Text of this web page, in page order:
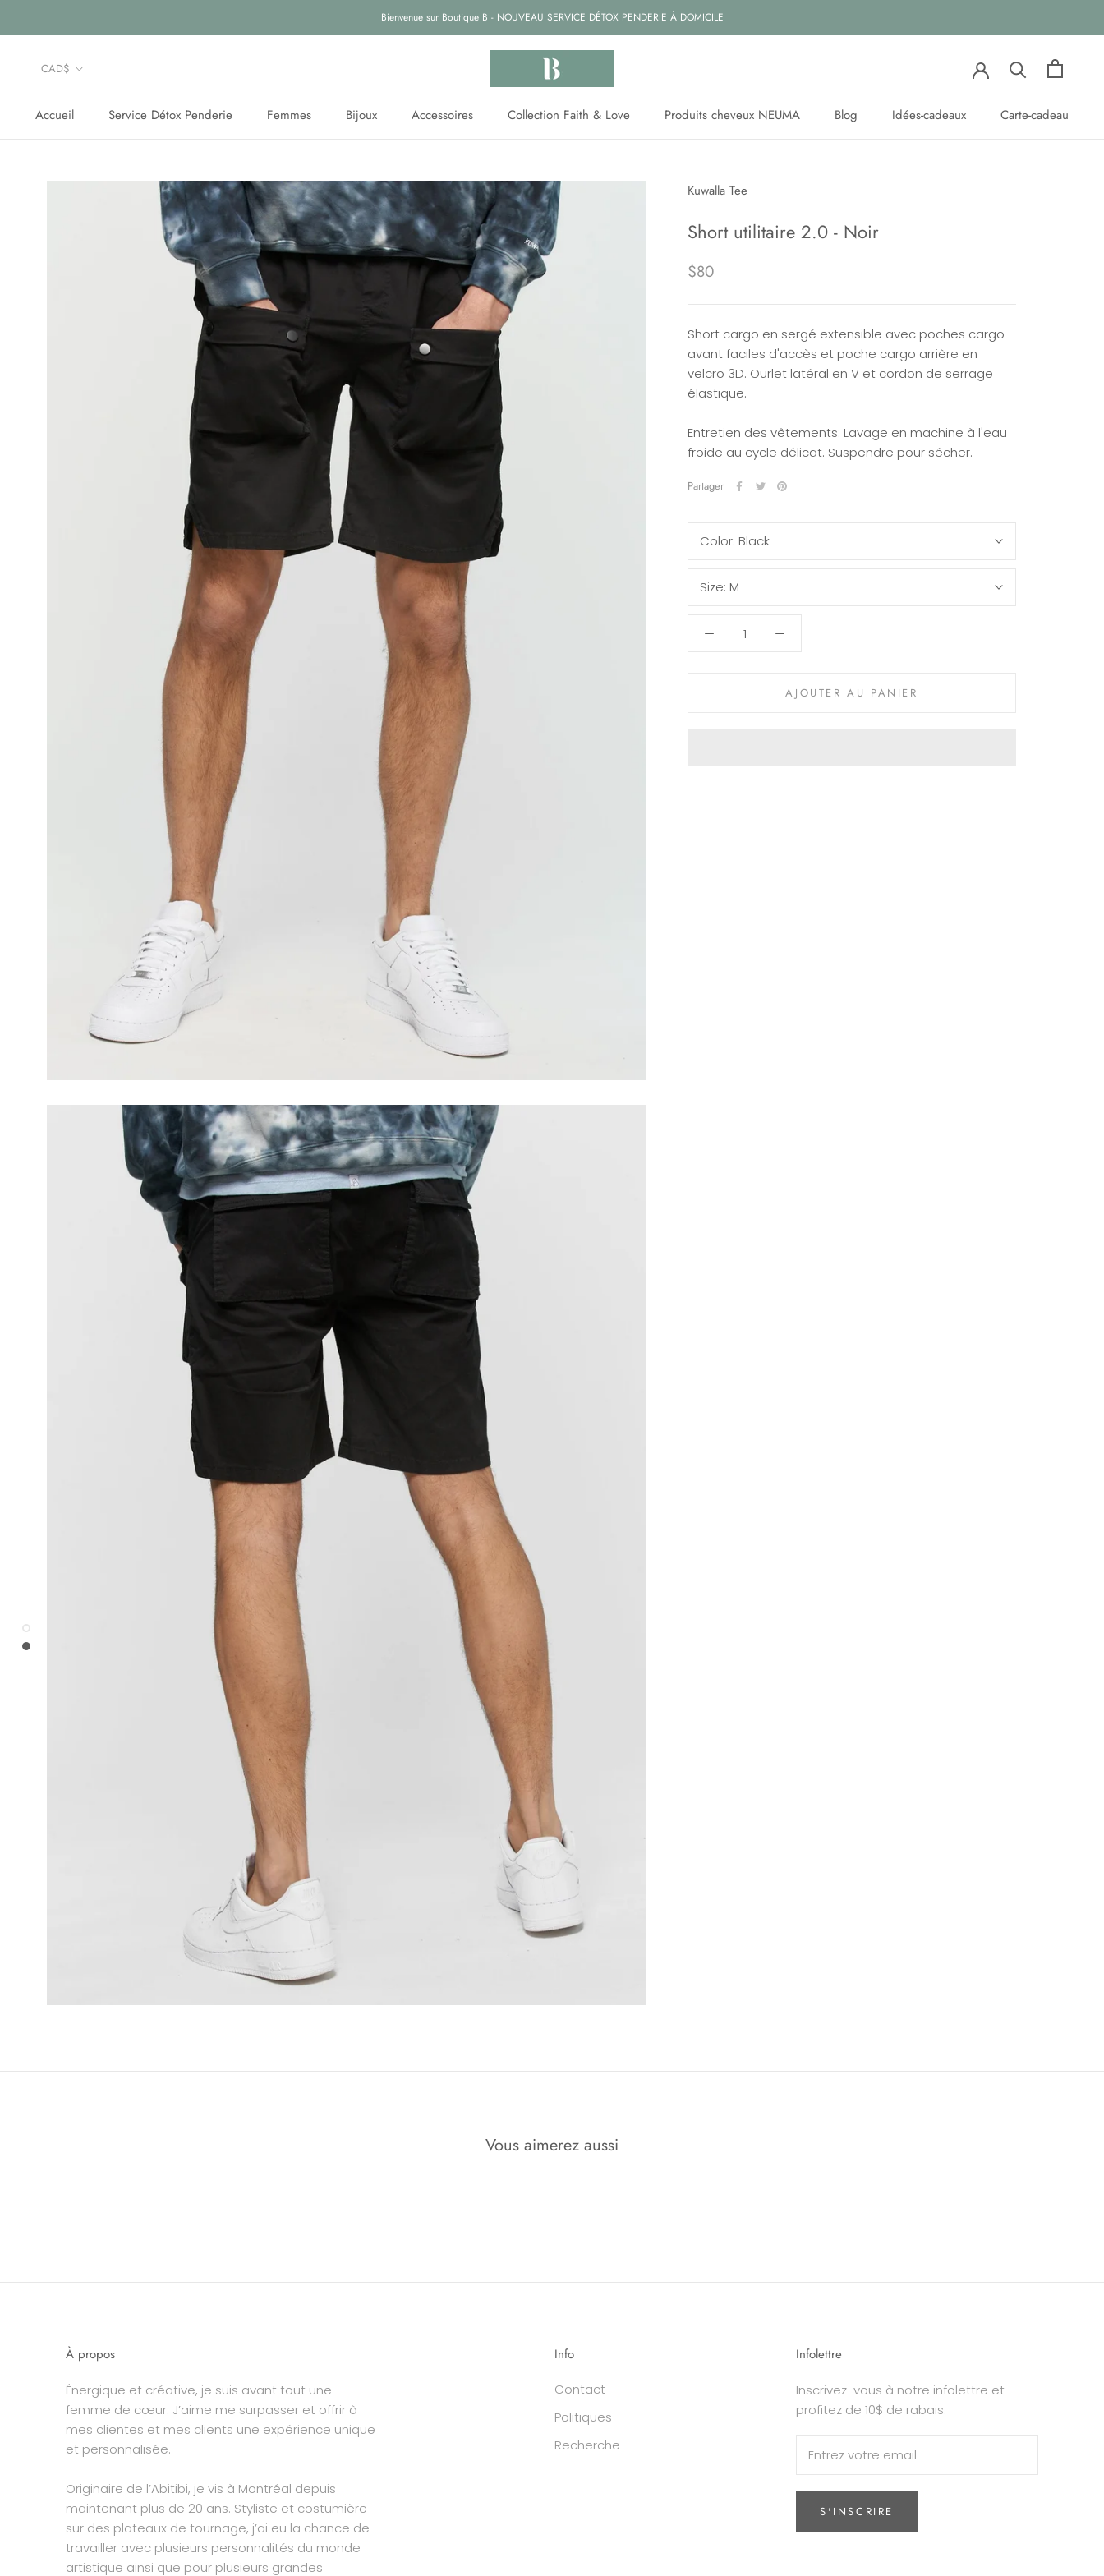
Bienvenue sur Boutique B - NOUVEAU SERVICE DÉTOX PENDERIE À DOMICILE
Accueil
Service Détox Penderie
Femmes Bijoux Accessoires
Collection Faith & Love
Produits cheveux NEUMA
Blog
Idées-cadeaux
Carte-cadeau
Devise
CAD$
Kuwalla Tee
Short utilitaire 2.0 - Noir
$80
Short cargo en sergé extensible avec poches cargo
avant faciles d'accès et poche cargo arrière en
velcro 3D. Ourlet latéral en V et cordon de serrage
élastique.
Entretien des vêtements: Lavage en machine à l'eau
froide au cycle délicat. Suspendre pour sécher.
Partager
Color: Black
Size: M
AJOUTER AU PANIER
Vous aimerez aussi
À propos
Énergique et créative, je suis avant tout une
femme de cœur. J’aime me surpasser et offrir à
mes clientes et mes clients une expérience unique
et personnalisée.
Originaire de l’Abitibi, je vis à Montréal depuis
maintenant plus de 20 ans. Styliste et costumière
sur des plateaux de tournage, j’ai eu la chance de
travailler avec plusieurs personnalités du monde
artistique ainsi que pour plusieurs grandes
Info
Contact
Politiques
Recherche
Infolettre
Inscrivez-vous à notre infolettre et
profitez de 10$ de rabais.
S'INSCRIRE